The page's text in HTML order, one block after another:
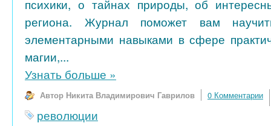
психики, о тайнах природы, об
региона. Журнал поможет вам
элементарными навыками в сфере
магии,...
Узнать больше »
Автор Никита Владимирович Гаврилов 0 Комментарии
революции